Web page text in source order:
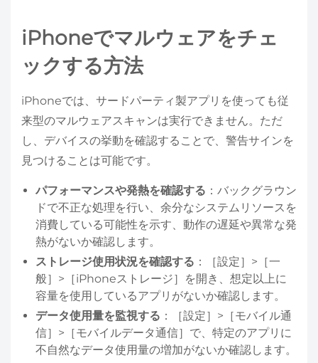
iPhoneでマルウェアをチェ
ックする方法
iPhoneでは、サードパーティ製アプリを使っても従
来型のマルウェアスキャンは実行できません。ただ
し、デバイスの挙動を確認することで、警告サインを
見つけることは可能です。
パフォーマンスや発熱を確認する ：バックグラウン
ドで不正な処理を行い、余分なシステムリソースを
消費している可能性を示す、動作の遅延や異常な発
熱がないか確認します。
ストレージ使用状況を確認する ：［設定］>［一
般］>［iPhoneストレージ］を開き、想定以上に
容量を使用しているアプリがないか確認します。
データ使用量を監視する ：［設定］>［モバイル通
信］>［モバイルデータ通信］で、特定のアプリに
不自然なデータ使用量の増加がないか確認します。